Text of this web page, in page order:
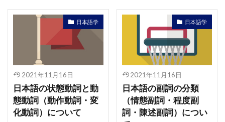
日本語学
2021年11月16日
日本語の状態動詞と動
態動詞（動作動詞・変
化動詞）について
日本語学
2021年11月16日
日本語の副詞の分類
（情態副詞・程度副
詞・陳述副詞）につい